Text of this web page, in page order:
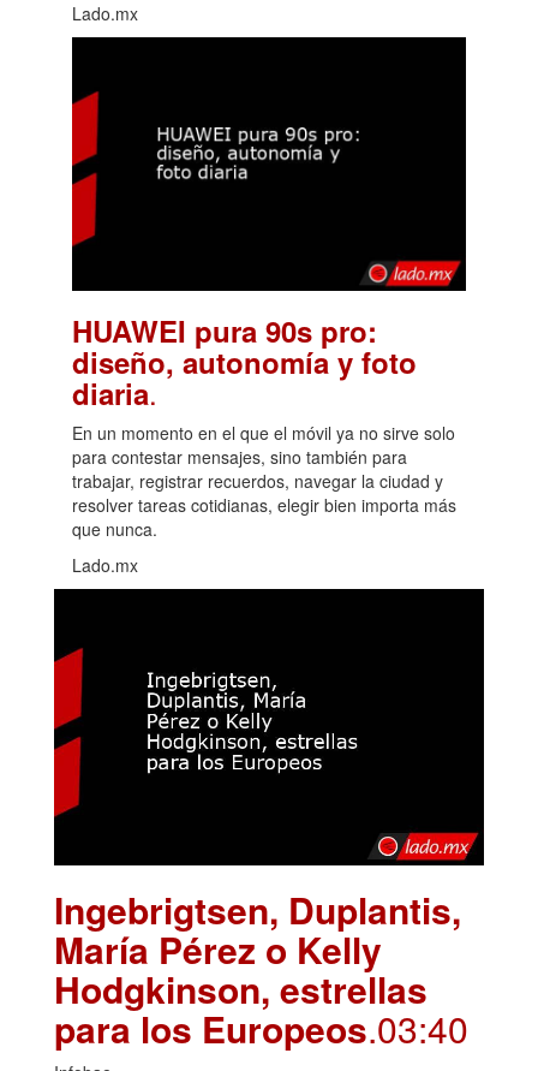
Lado.mx
HUAWEI pura 90s pro:
diseño, autonomía y foto
diaria.
En un momento en el que el móvil ya no sirve solo
para contestar mensajes, sino también para
trabajar, registrar recuerdos, navegar la ciudad y
resolver tareas cotidianas, elegir bien importa más
que nunca.
Lado.mx
Ingebrigtsen, Duplantis,
María Pérez o Kelly
Hodgkinson, estrellas
para los Europeos.03:40